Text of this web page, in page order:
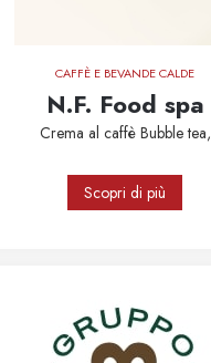
CAFFÈ E BEVANDE CALDE
N.F. Food spa
Crema al caffè Bubble tea,
Scopri di più